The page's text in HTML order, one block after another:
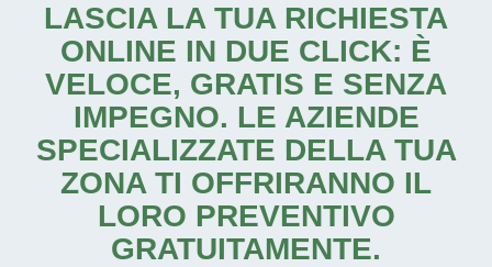
LASCIA LA TUA RICHIESTA
ONLINE IN DUE CLICK: È
VELOCE, GRATIS E SENZA
IMPEGNO. LE AZIENDE
SPECIALIZZATE DELLA TUA
ZONA TI OFFRIRANNO IL
LORO PREVENTIVO
GRATUITAMENTE.